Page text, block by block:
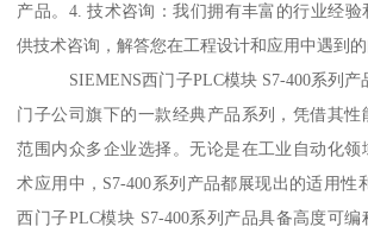
产品。4. 技术咨询：我们拥有丰富的行业经
供技术咨询，解答您在工程设计和应用中遇到的
SIEMENS西门子PLC模块 S7-400系列产
门子公司旗下的一款经典产品系列，凭借其性
范围内众多企业选择。无论是在工业自动化领
术应用中，S7-400系列产品都展现出的适用性
西门子PLC模块 S7-400系列产品具备高度可